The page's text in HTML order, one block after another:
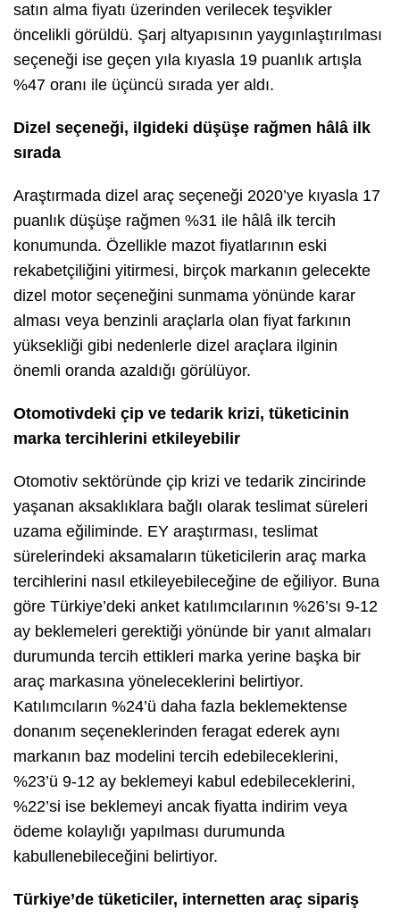
satın alma fiyatı üzerinden verilecek teşvikler
öncelikli görüldü. Şarj altyapısının yaygınlaştırılması
seçeneği ise geçen yıla kıyasla 19 puanlık artışla
%47 oranı ile üçüncü sırada yer aldı.
Dizel seçeneği, ilgideki düşüşe rağmen hâlâ ilk
sırada
Araştırmada dizel araç seçeneği 2020’ye kıyasla 17
puanlık düşüşe rağmen %31 ile hâlâ ilk tercih
konumunda. Özellikle mazot fiyatlarının eski
rekabetçiliğini yitirmesi, birçok markanın gelecekte
dizel motor seçeneğini sunmama yönünde karar
alması veya benzinli araçlarla olan fiyat farkının
yüksekliği gibi nedenlerle dizel araçlara ilginin
önemli oranda azaldığı görülüyor.
Otomotivdeki çip ve tedarik krizi, tüketicinin
marka tercihlerini etkileyebilir
Otomotiv sektöründe çip krizi ve tedarik zincirinde
yaşanan aksaklıklara bağlı olarak teslimat süreleri
uzama eğiliminde. EY araştırması, teslimat
sürelerindeki aksamaların tüketicilerin araç marka
tercihlerini nasıl etkileyebileceğine de eğiliyor. Buna
göre Türkiye’deki anket katılımcılarının %26’sı 9-12
ay beklemeleri gerektiği yönünde bir yanıt almaları
durumunda tercih ettikleri marka yerine başka bir
araç markasına yöneleceklerini belirtiyor.
Katılımcıların %24’ü daha fazla beklemektense
donanım seçeneklerinden feragat ederek aynı
markanın baz modelini tercih edebileceklerini,
%23’ü 9-12 ay beklemeyi kabul edebileceklerini,
%22’si ise beklemeyi ancak fiyatta indirim veya
ödeme kolaylığı yapılması durumunda
kabullenebileceğini belirtiyor.
Türkiye’de tüketiciler, internetten araç sipariş